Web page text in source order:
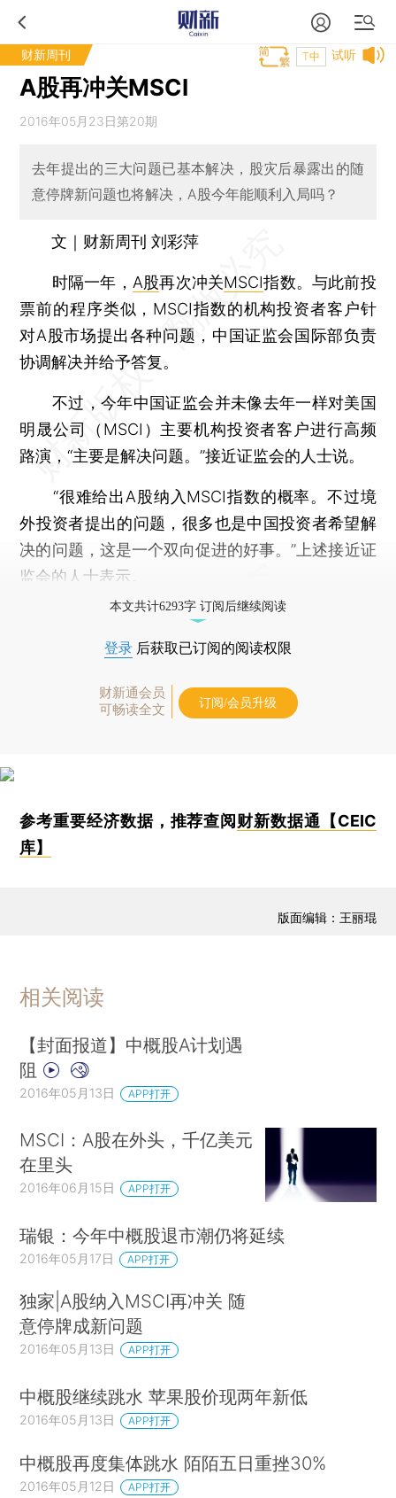
财新周刊 试听
T中
A股再冲关MSCI
2016年05月23日第20期
去年提出的三大问题已基本解决，股灾后暴露出的随
意停牌新问题也将解决，A股今年能顺利入局吗？
文｜财新周刊 刘彩萍
时隔一年， A股再次冲关MSCI指数。与此前投
票前的程序类似，MSCI指数的机构投资者客户针
对A股市场提出各种问题，中国证监会国际部负责
协调解决并给予答复。
不过，今年中国证监会并未像去年一样对美国
明晟公司（MSCI）主要机构投资者客户进行高频
路演，“主要是解决问题。”接近证监会的人士说。
“很难给出A股纳入MSCI指数的概率。不过境
外投资者提出的问题，很多也是中国投资者希望解
决的问题，这是一个双向促进的好事。”上述接近证
监会的人士表示。
本文共计6293字 订阅后继续阅读
登录 后获取已订阅的阅读权限
财新通会员
可畅读全文
订阅/会员升级
参考重要经济数据，推荐查阅 财新数据通【CEIC
库】
版面编辑：王丽琨
相关阅读
【封面报道】中概股A计划遇
阻
2016年05月13日 APP打开
MSCI：A股在外头，千亿美元
在里头
2016年06月15日 APP打开
瑞银：今年中概股退市潮仍将延续
2016年05月17日 APP打开
独家|A股纳入MSCI再冲关 随
意停牌成新问题
2016年05月13日 APP打开
中概股继续跳水 苹果股价现两年新低
2016年05月13日 APP打开
中概股再度集体跳水 陌陌五日重挫30%
2016年05月12日 APP打开